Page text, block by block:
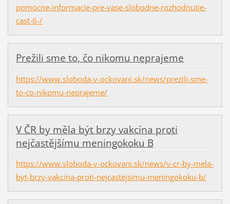
pomocne-informacie-pre-vase-slobodne-rozhodnutie-
cast-6-/
Prežili sme to, čo nikomu neprajeme
https://www.sloboda-v-ockovani.sk/news/prezili-sme-
to-co-nikomu-neprajeme/
V ČR by měla být brzy vakcína proti
nejčastějšímu meningokoku B
https://www.sloboda-v-ockovani.sk/news/v-cr-by-mela-
byt-brzy-vakcina-proti-nejcastejsimu-meningokoku-b/